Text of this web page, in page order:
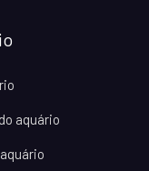
aquário